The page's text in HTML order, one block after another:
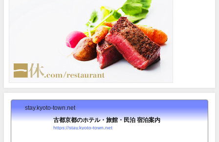
stay.kyoto-town.net
古都京都のホテル・旅館・民泊 宿泊案内
https://stay.kyoto-town.net